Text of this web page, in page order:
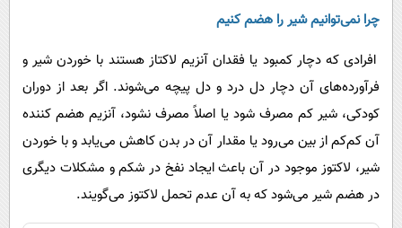
چرا نمی‌توانیم شیر را هضم کنیم
افرادی که دچار کمبود یا فقدان آنزیم لاکتاز هستند با خوردن شیر و
فرآورده‌های آن دچار دل درد و دل پیچه می‌شوند. اگر بعد از دوران
کودکی، شیر کم مصرف شود یا اصلاً مصرف نشود، آنزیم هضم کننده
آن کم‌کم از بین می‌رود یا مقدار آن در بدن کاهش می‌یابد و با خوردن
شیر، لاکتوز موجود در آن باعث ایجاد نفخ در شکم و مشکلات دیگری
در هضم شیر می‌شود که به آن عدم تحمل لاکتوز می‌گویند.